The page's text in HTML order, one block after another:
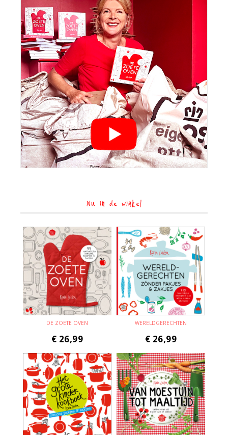
Nu in de winkel
DE ZOETE OVEN
€ 26,99
WERELDGERECHTEN
€ 26,99